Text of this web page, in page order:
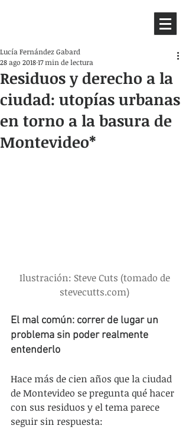
Residuos y derecho a la
ciudad: utopías urbanas
en torno a la basura de
Montevideo*
Lucía Fernández Gabard
28 ago 201817 min de lectura
Ilustración: Steve Cuts (tomado de
stevecutts.com)
El mal común: correr de lugar un
problema sin poder realmente
entenderlo
Hace más de cien años que la ciudad
de Montevideo se pregunta qué hacer
con sus residuos y el tema parece
seguir sin respuesta: